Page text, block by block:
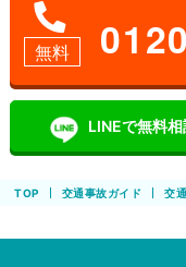
無料
LINEで無料相
TOP 交通事故ガイド 交